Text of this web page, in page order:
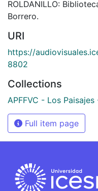
ROLDANILLO:
Borrero.
URI
https://
8802
Collections
APFFVC - Los
Full item page